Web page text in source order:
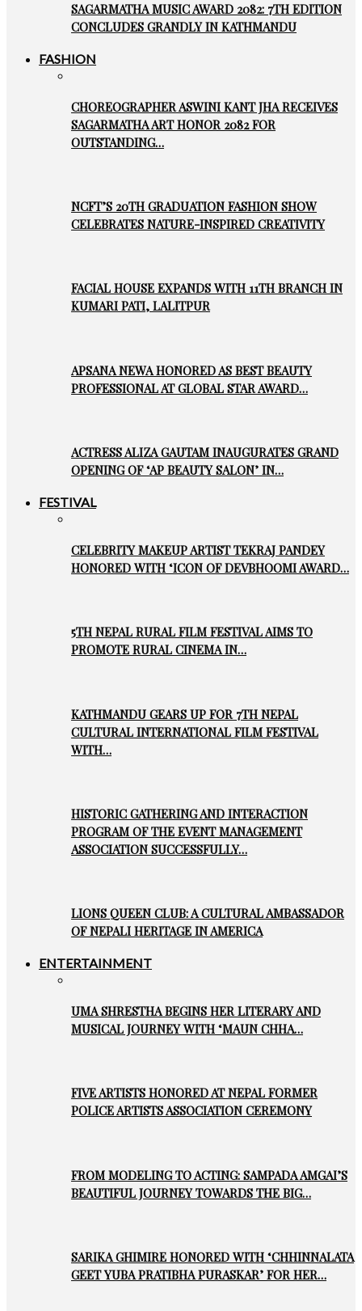
SAGARMATHA MUSIC AWARD 2082: 7TH EDITION
CONCLUDES GRANDLY IN KATHMANDU
FASHION
CHOREOGRAPHER ASWINI KANT JHA RECEIVES
SAGARMATHA ART HONOR 2082 FOR
OUTSTANDING…
NCFT’S 20TH GRADUATION FASHION SHOW
CELEBRATES NATURE-INSPIRED CREATIVITY
FACIAL HOUSE EXPANDS WITH 11TH BRANCH IN
KUMARI PATI, LALITPUR
APSANA NEWA HONORED AS BEST BEAUTY
PROFESSIONAL AT GLOBAL STAR AWARD…
ACTRESS ALIZA GAUTAM INAUGURATES GRAND
OPENING OF ‘AP BEAUTY SALON’ IN…
FESTIVAL
CELEBRITY MAKEUP ARTIST TEKRAJ PANDEY
HONORED WITH ‘ICON OF DEVBHOOMI AWARD…
5TH NEPAL RURAL FILM FESTIVAL AIMS TO
PROMOTE RURAL CINEMA IN…
KATHMANDU GEARS UP FOR 7TH NEPAL
CULTURAL INTERNATIONAL FILM FESTIVAL
WITH…
HISTORIC GATHERING AND INTERACTION
PROGRAM OF THE EVENT MANAGEMENT
ASSOCIATION SUCCESSFULLY…
LIONS QUEEN CLUB: A CULTURAL AMBASSADOR
OF NEPALI HERITAGE IN AMERICA
ENTERTAINMENT
UMA SHRESTHA BEGINS HER LITERARY AND
MUSICAL JOURNEY WITH ‘MAUN CHHA…
FIVE ARTISTS HONORED AT NEPAL FORMER
POLICE ARTISTS ASSOCIATION CEREMONY
FROM MODELING TO ACTING: SAMPADA AMGAI’S
BEAUTIFUL JOURNEY TOWARDS THE BIG…
SARIKA GHIMIRE HONORED WITH ‘CHHINNALATA
GEET YUBA PRATIBHA PURASKAR’ FOR HER…